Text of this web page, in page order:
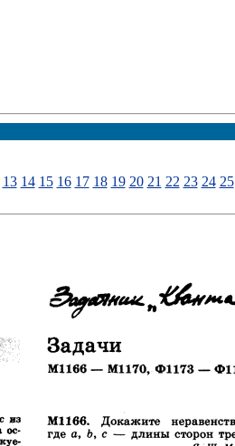
13 14 15 16 17 18 19 20 21 22 23 24 25